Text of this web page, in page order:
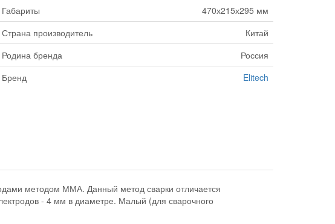
Габариты
470х215х295 мм
Страна производитель
Китай
Родина бренда
Россия
Бренд
Elitech
методом ММА. Данный метод сварки отличается
- 4 мм в диаметре. Малый (для сварочного